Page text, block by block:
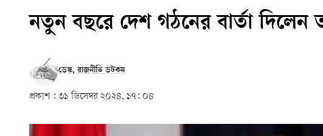
নতুন বছরে দেশ গঠনের বার্তা দিলেন
ডেস্ক, রাজনীতি ডটকম
প্রকাশ : ৩১ ডিসেম্বর ২০২৪, ১৭: ০৪